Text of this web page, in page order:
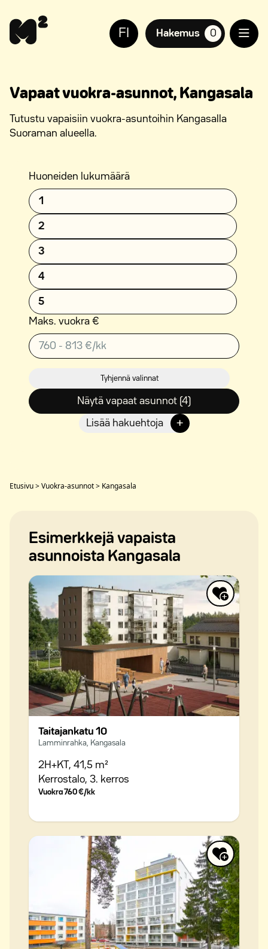
sisältöön
sivuston
käyttöön
FI Hakemus
suosikkiasuntoja,
0
Vapaat vuokra-asunnot, Kangasala
Tutustu vapaisiin vuokra-asuntoihin Kangasalla
Suoraman alueella.
Huoneiden lukumäärä
1
2
3
4
5
Maks. vuokra €
Lisää hakuehtoja +
Tyhjennä valinnat
Näytä vapaat asunnot (4)
Etusivu>Vuokra-asunnot> Kangasala
Esimerkkejä vapaista
asunnoista Kangasala
Taitajankatu 10
Lamminrahka, Kangasala
2H+KT, 41,5 m²
Kerrostalo, 3. kerros
Vuokra760 €/kk